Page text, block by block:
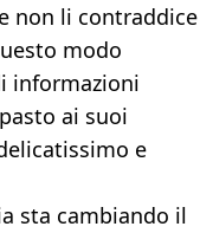
non li contraddice
modo
informazioni
ai suoi
e
sta cambiando il